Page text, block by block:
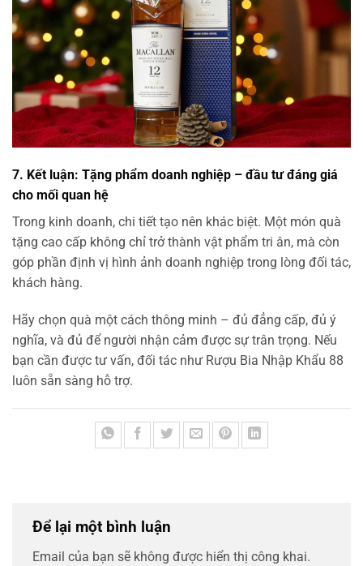
7. Kết luận: Tặng phẩm doanh nghiệp – đầu tư đáng giá
cho mối quan hệ
Trong kinh doanh, chi tiết tạo nên khác biệt. Một món quà
tặng cao cấp không chỉ trở thành vật phẩm tri ân, mà còn
góp phần định vị hình ảnh doanh nghiệp trong lòng đối tác,
khách hàng.
Hãy chọn quà một cách thông minh – đủ đẳng cấp, đủ ý
nghĩa, và đủ để người nhận cảm được sự trân trọng. Nếu
bạn cần được tư vấn, đối tác như Rượu Bia Nhập Khẩu 88
luôn sẵn sàng hỗ trợ.
Để lại một bình luận
Email của bạn sẽ không được hiển thị công khai.